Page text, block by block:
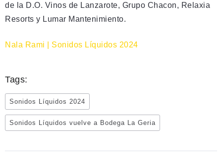
de la D.O. Vinos de Lanzarote, Grupo Chacon, Relaxia
Resorts y Lumar Mantenimiento.
Nala Rami | Sonidos Líquidos 2024
Tags:
Sonidos Líquidos 2024
Sonidos Líquidos vuelve a Bodega La Geria